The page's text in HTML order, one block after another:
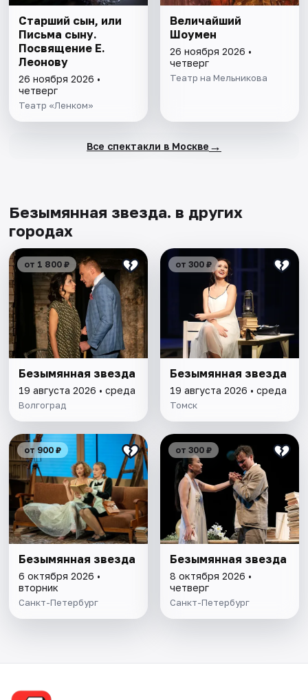
Старший сын, или
Письма сыну.
Посвящение Е.
Леонову
26 ноября 2026 •
четверг
Театр «Ленком»
Величайший
Шоумен
26 ноября 2026 •
четверг
Театр на Мельникова
Все спектакли в Москве →
Безымянная звезда. в других
городах
от 1 800 ₽
Безымянная звезда
19 августа 2026 • среда
Волгоград
от 300 ₽
Безымянная звезда
19 августа 2026 • среда
Томск
от 900 ₽
Безымянная звезда
6 октября 2026 •
вторник
Санкт-Петербург
от 300 ₽
Безымянная звезда
8 октября 2026 •
четверг
Санкт-Петербург